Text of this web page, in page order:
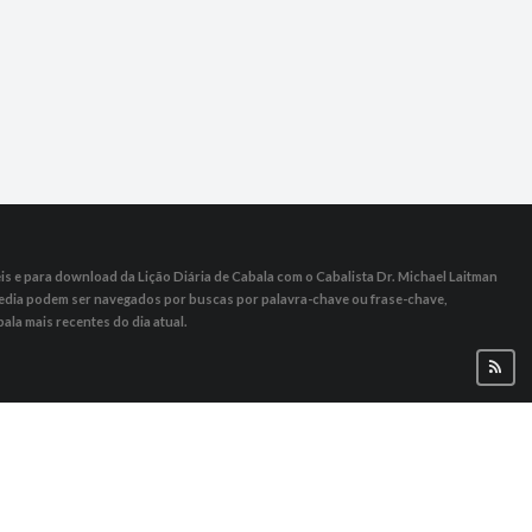
​​e para download da Lição Diária de Cabala com o Cabalista Dr. Michael Laitman
podem ser navegados por buscas por palavra-chave ou frase-chave,
mais recentes do dia atual.